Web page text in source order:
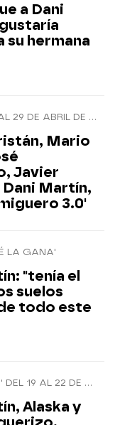
a Dani
su hermana
INVITADOS DE LA SEMANA DEL 26 AL 29 DE ABRIL DE 2021
Mario
Javier
Dani Martín,
3.0'
LA GANA'
"tenía el
suelos
todo este
INVITADOS DE 'EL HORMIGUERO 3.0' DEL 19 AL 22 DE OCTUBRE
Alaska y